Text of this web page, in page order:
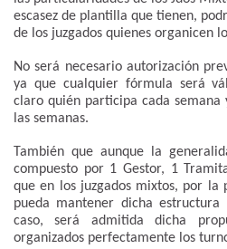
escasez de plantilla que tienen,
de los juzgados quienes organicen
No será necesario autorización
ya que cualquier fórmula será
claro quién participa cada
las semanas.
También que aunque la
compuesto por 1 Gestor, 1
que en los juzgados mixtos, por
pueda mantener dicha
caso, será admitida dicha
organizados perfectamente los